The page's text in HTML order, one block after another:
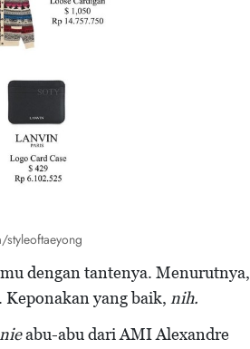
dengan tantenya. Menurutnya,
Keponakan yang baik, nih.
abu-abu dari AMI Alexandre